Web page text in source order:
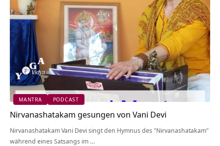
MANTRA PODCAST
Nirvanashatakam gesungen von Vani Devi
Nirvanashatakam Vani Devi singt den Hymnus des "Nirvanashatakam"
während eines Satsangs im …